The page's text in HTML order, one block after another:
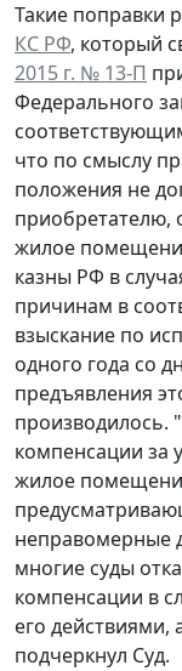
Такие поправки
КС РФ, который
2015 г. № 13-П
Федерального
что по смыслу
положения не
приобретателю,
жилое
казны РФ в
причинам в
взыскание по
одного года со
предъявления
производилось.
компенсации за
жилое
неправомерные
многие суды
компенсации в
его действиями,
подчеркнул Суд.